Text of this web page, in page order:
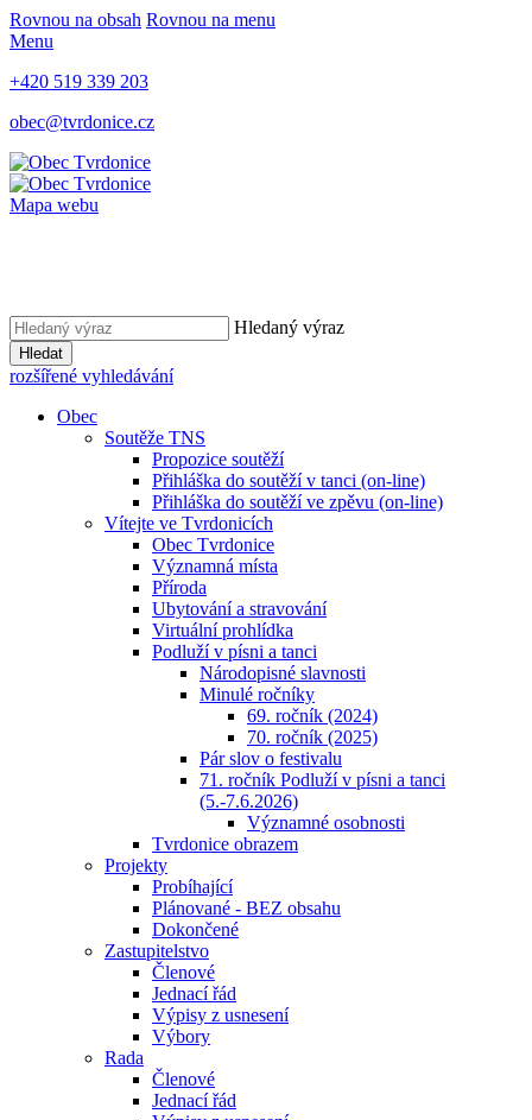
Rovnou na obsah Rovnou na menu
Menu
+420 519 339 203
obec@tvrdonice.cz
Mapa webu
Hledaný výraz
Hledat
rozšířené vyhledávání
Obec
Soutěže TNS
Propozice soutěží
Přihláška do soutěží v tanci (on-line)
Přihláška do soutěží ve zpěvu (on-line)
Vítejte ve Tvrdonicích
Obec Tvrdonice
Významná místa
Příroda
Ubytování a stravování
Virtuální prohlídka
Podluží v písni a tanci
Národopisné slavnosti
Minulé ročníky
69. ročník (2024)
70. ročník (2025)
Pár slov o festivalu
71. ročník Podluží v písni a tanci
(5.-7.6.2026)
Významné osobnosti
Tvrdonice obrazem
Projekty
Probíhající
Plánované - BEZ obsahu
Dokončené
Zastupitelstvo
Členové
Jednací řád
Výpisy z usnesení
Výbory
Rada
Členové
Jednací řád